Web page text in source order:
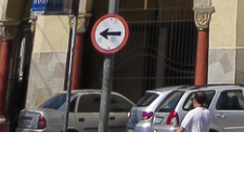
Imaculada